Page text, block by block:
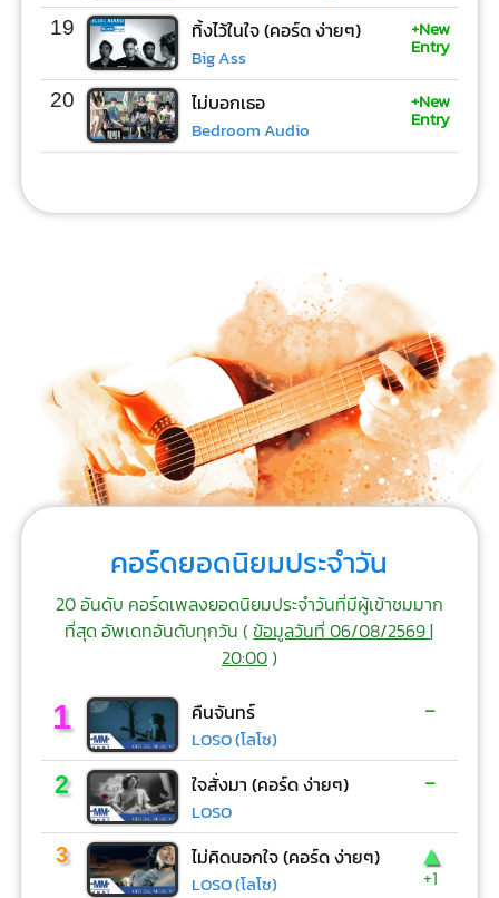
19 ทิ้งไว้ในใจ (คอร์ด ง่ายๆ)
Big Ass
+New
Entry
20 ไม่บอกเธอ
Bedroom Audio
+New
Entry
คอร์ดยอดนิยมประจำวัน
20 อันดับ คอร์ดเพลงยอดนิยมประจำวันที่มีผู้เข้าชมมาก
ที่สุด อัพเดทอันดับทุกวัน (ข้อมูลวันที่ 06/08/2569 |
20:00)
1 คืนจันทร์
LOSO (โลโซ)
-
2 ใจสั่งมา (คอร์ด ง่ายๆ)
LOSO
-
3 ไม่คิดนอกใจ (คอร์ด ง่ายๆ)
LOSO (โลโซ)
▲
+1